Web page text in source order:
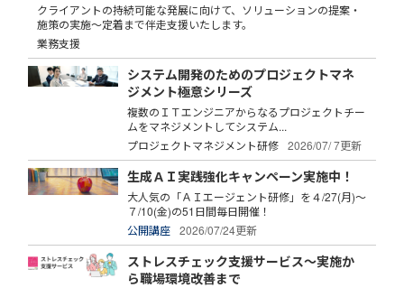
クライアントの持続可能な発展に向けて、ソリューションの提案・
施策の実施～定着まで伴走支援いたします。
業務支援
システム開発のためのプロジェクトマネ
ジメント極意シリーズ
複数のＩＴエンジニアからなるプロジェクトチー
ムをマネジメントしてシステム...
プロジェクトマネジメント研修
2026/07/ 7更新
生成ＡＩ実践強化キャンペーン実施中！
大人気の「ＡＩエージェント研修」を４/27(月)～
７/10(金)の51日間毎日開催！
公開講座
2026/07/24更新
ストレスチェック支援サービス～実施か
ら職場環境改善まで